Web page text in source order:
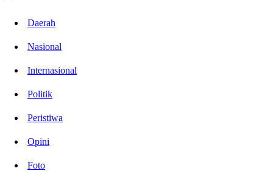
Daerah
Nasional
Internasional
Politik
Peristiwa
Opini
Foto